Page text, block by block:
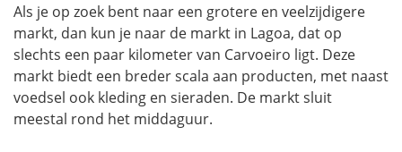
Als je op zoek bent naar een grotere en veelzijdigere
markt, dan kun je naar de markt in Lagoa, dat op
slechts een paar kilometer van Carvoeiro ligt. Deze
markt biedt een breder scala aan producten, met naast
voedsel ook kleding en sieraden. De markt sluit
meestal rond het middaguur.